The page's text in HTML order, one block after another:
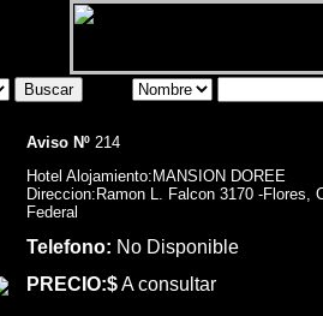
Aviso Nº 214
Hotel Alojamiento:MANSION DOREE
Direccion:Ramon L. Falcon 3170 -Flores,
Federal
Telefono: No Disponible
PRECIO:$A consultar